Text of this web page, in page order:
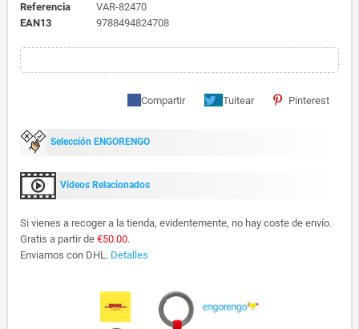
Referencia
VAR-82470
EAN13
9788494824708
Compartir Tuitear Pinterest
Selección ENGORENGO
Videos Relacionados
Si vienes a recoger a la tienda, evidentemente, no hay coste de envío.
Gratis a partir de €50.00.
Enviamos con DHL. Detalles